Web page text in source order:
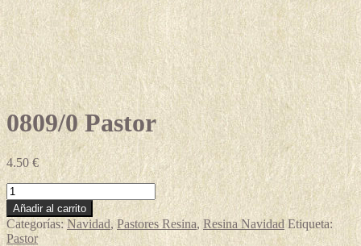
0809/0 Pastor
4.50€
0809/0
Pastor
cantidad
Añadir al carrito
Categorías:Navidad,Pastores Resina, Resina Navidad Etiqueta:
Pastor